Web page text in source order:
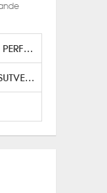
PROSCI ACHIEVE CHANGE PERFORMANCE
CERTIFIERAD VERKSAMHETSUTVECKLARE